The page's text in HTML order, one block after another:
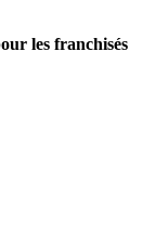
les franchisés